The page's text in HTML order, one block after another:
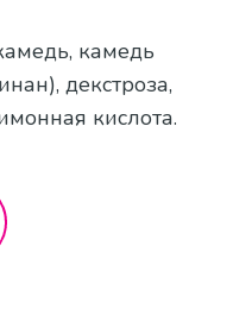
камедь
декстроза,
кислота.